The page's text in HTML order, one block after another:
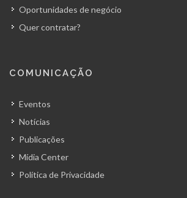
Oportunidades de negócio
Quer contratar?
COMUNICAÇÃO
Eventos
Notícias
Publicações
Mídia Center
Política de Privacidade